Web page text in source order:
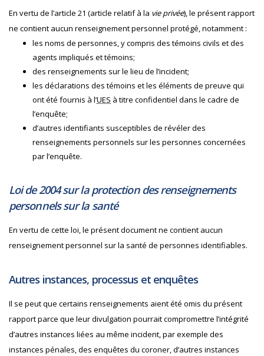
En vertu de l’article 21 (article relatif à la vie privée), le présent rapport
ne contient aucun renseignement personnel protégé, notamment :
les noms de personnes, y compris des témoins civils et des
agents impliqués et témoins;
des renseignements sur le lieu de l’incident;
les déclarations des témoins et les éléments de preuve qui
ont été fournis à l’UES à titre confidentiel dans le cadre de
l’enquête;
d’autres identifiants susceptibles de révéler des
renseignements personnels sur les personnes concernées
par l’enquête.
Loi de 2004 sur la protection des renseignements
personnels sur la santé
En vertu de cette loi, le présent document ne contient aucun
renseignement personnel sur la santé de personnes identifiables.
Autres instances, processus et enquêtes
Il se peut que certains renseignements aient été omis du présent
rapport parce que leur divulgation pourrait compromettre l’intégrité
d’autres instances liées au même incident, par exemple des
instances pénales, des enquêtes du coroner, d’autres instances